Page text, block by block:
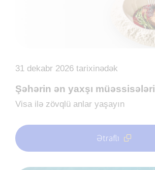
31 dekabr 2026 tarixinədək
Şəhərin ən yaxşı müəssisələri
Visa ilə zövqlü anlar yaşayın
Ətraflı